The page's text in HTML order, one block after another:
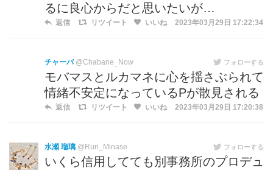
るに良心からだと思いたいが…
返信 リツイート いいね 2023年03月29日 17:22:34
チャーバ @Chabane_Now フォローする
モバマスとルカマネに心を揺さぶられて
情緒不安定になっているPが散見される
返信 リツイート いいね 2023年03月29日 17:20:38
水瀬 瑠璃 @Ruri_Minase フォローする
いくら信用してても別事務所のプロデュ